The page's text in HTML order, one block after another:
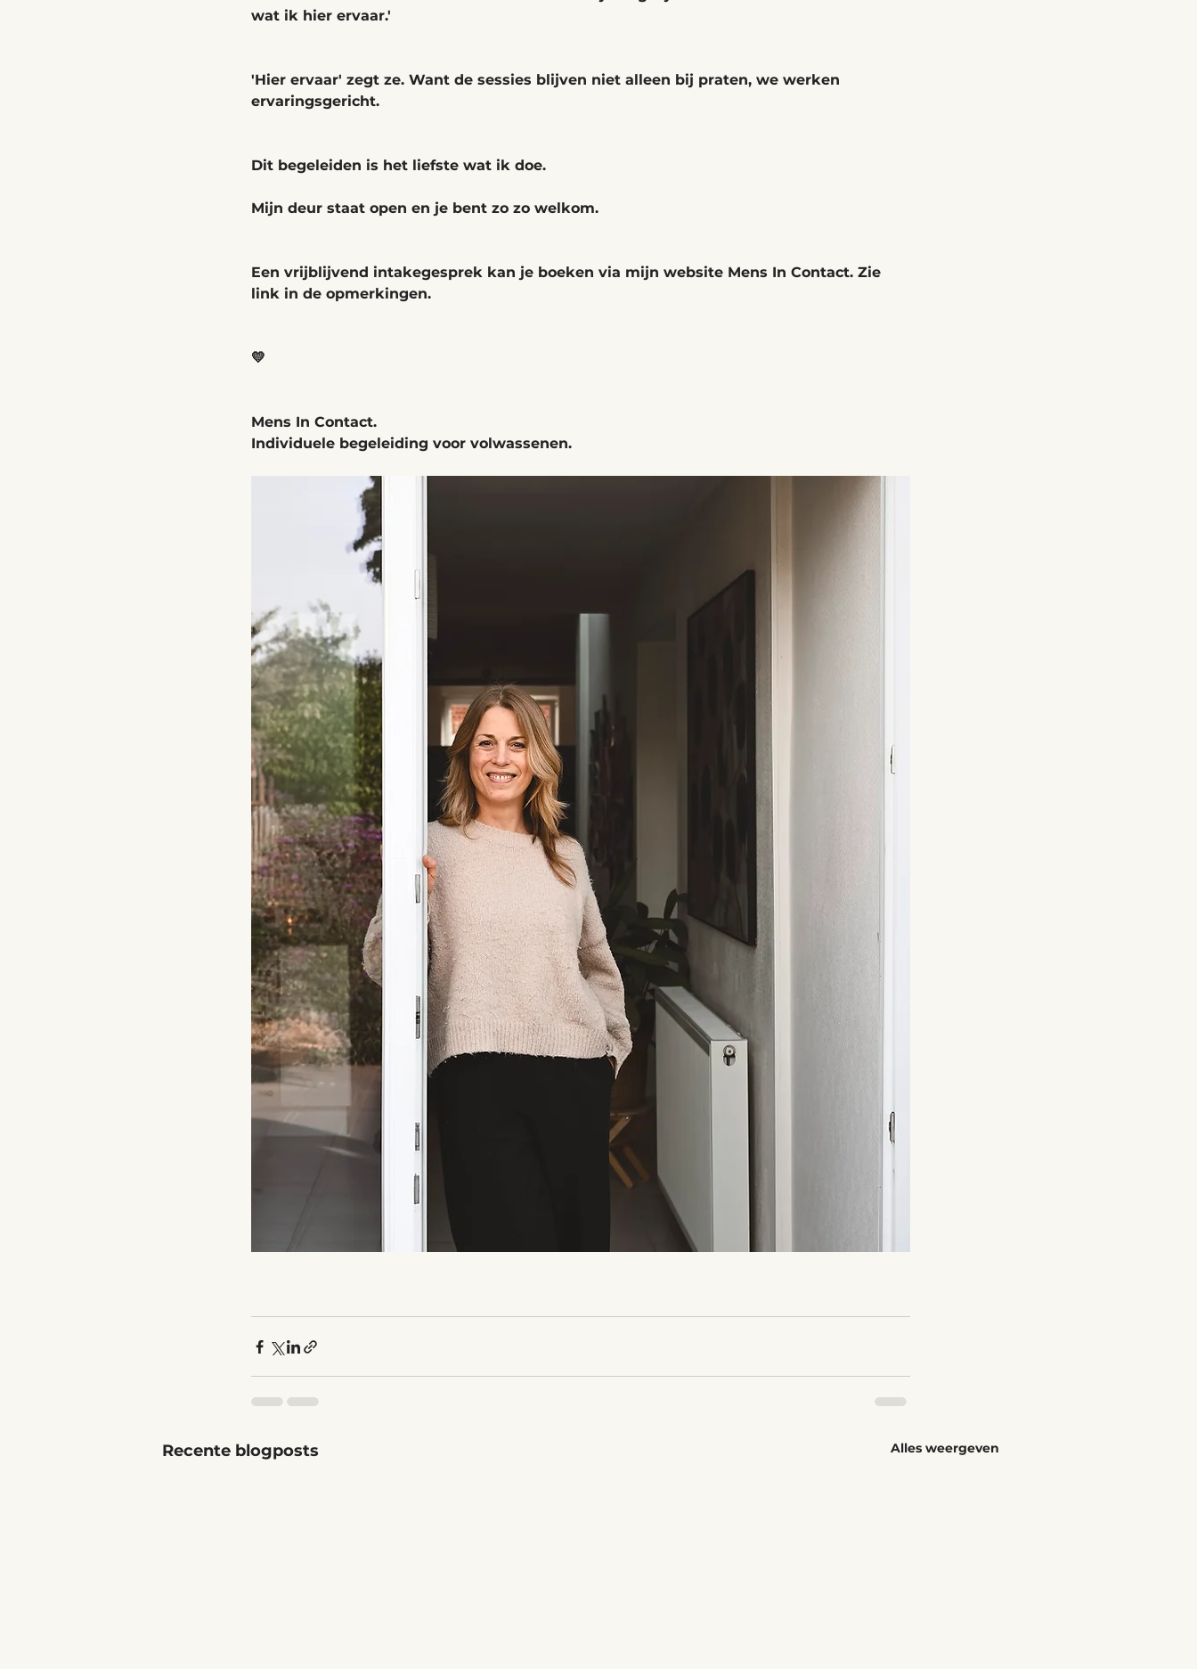
wat ik hier ervaar.'
'Hier ervaar' zegt ze. Want de sessies blijven niet alleen bij praten, we werken
ervaringsgericht.
Dit begeleiden is het liefste wat ik doe.
Mijn deur staat open en je bent zo zo welkom.
Een vrijblijvend intakegesprek kan je boeken via mijn website Mens In Contact. Zie
link in de opmerkingen.
💛
Mens In Contact.
Individuele begeleiding voor volwassenen.
Recente blogposts Alles weergeven